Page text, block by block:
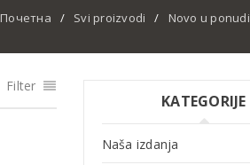
Почетна / Svi proizvodi / Novo u ponudi
Filter
KATEGORIJE
Naša izdanja